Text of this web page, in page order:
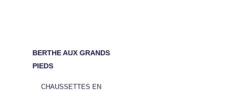
BERTHE AUX GRANDS
PIEDS
CHAUSSETTES EN